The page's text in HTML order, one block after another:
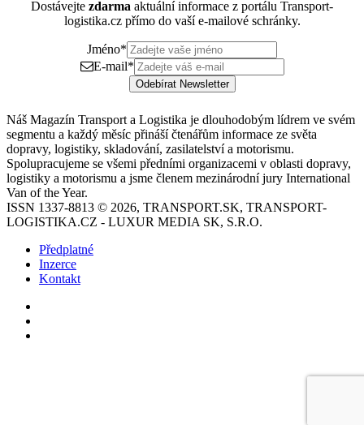
Dostávejte zdarma aktuální informace z portálu Transport-
logistika.cz přímo do vaší e-mailové schránky.
Jméno*
E-mail*
Odebírat Newsletter
Náš Magazín Transport a Logistika je dlouhodobým lídrem ve svém
segmentu a každý měsíc přináší čtenářům informace ze světa
dopravy, logistiky, skladování, zasilatelství a motorismu.
Spolupracujeme se všemi předními organizacemi v oblasti dopravy,
logistiky a motorismu a jsme členem mezinárodní jury International
Van of the Year.
ISSN 1337-8813 © 2026, TRANSPORT.SK, TRANSPORT-
LOGISTIKA.CZ - LUXUR MEDIA SK, S.R.O.
Předplatné
Inzerce
Kontakt